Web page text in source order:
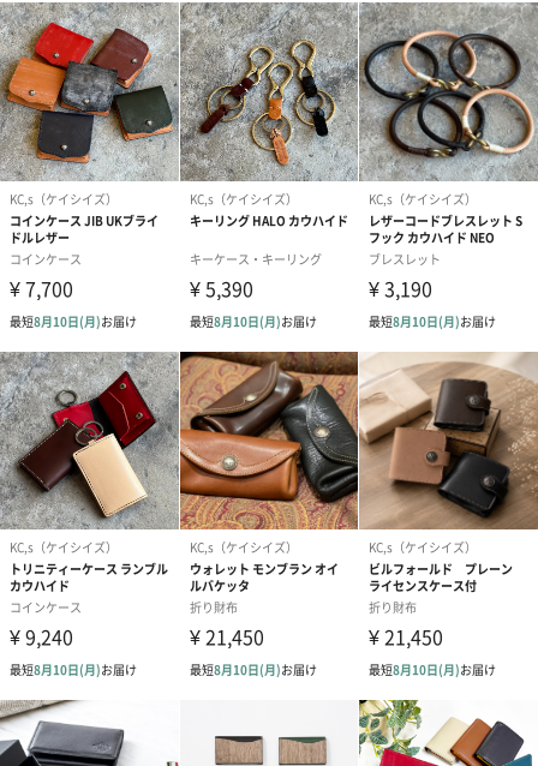
サドル
チョコレート
ブラック
レッド
ホワイト
イエロー
オレンジ
エンジ